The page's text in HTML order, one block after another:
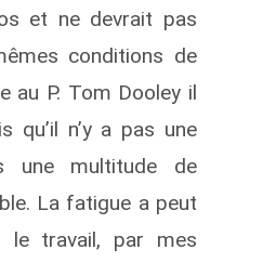
et ne devrait pas
conditions de
au P. Tom Dooley il
qu’il n’y a pas une
une multitude de
La fatigue a peut
le travail, par mes